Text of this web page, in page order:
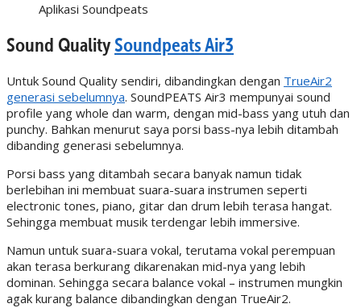
Aplikasi Soundpeats
Sound QualitySoundpeats Air3
Untuk Sound Quality sendiri, dibandingkan dengan TrueAir2
generasi sebelumnya. SoundPEATS Air3 mempunyai sound
profile yang whole dan warm, dengan mid-bass yang utuh dan
punchy. Bahkan menurut saya porsi bass-nya lebih ditambah
dibanding generasi sebelumnya.
Porsi bass yang ditambah secara banyak namun tidak
berlebihan ini membuat suara-suara instrumen seperti
electronic tones, piano, gitar dan drum lebih terasa hangat.
Sehingga membuat musik terdengar lebih immersive.
Namun untuk suara-suara vokal, terutama vokal perempuan
akan terasa berkurang dikarenakan mid-nya yang lebih
dominan. Sehingga secara balance vokal – instrumen mungkin
agak kurang balance dibandingkan dengan TrueAir2.